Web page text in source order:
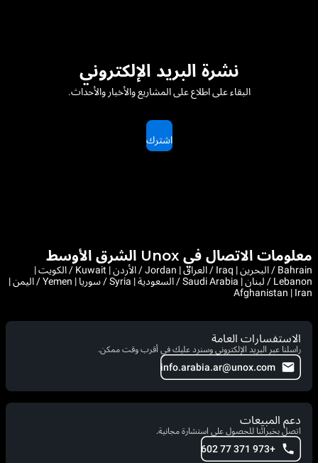
نشرة البريد الإلكتروني
البقاء على اطلاع على المشاريع والأخبار والأحداث.
اشترك
معلومات الاتصال في Unox الشرق الأوسط
Bahrain / البحرين | Iraq / العراق | Jordan / الأردن | Kuwait / الكويت |
Lebanon / لبنان | Saudi Arabia / السعودية | Syria / سوريا | Yemen / اليمن |
Afghanistan | Iran
الاستفسارات العامة
راسلنا عبر البريد الإلكتروني وسنرد عليك في أقرب وقت ممكن.
info.arabia.ar@unox.com
دعم المبيعات
اتصل بخبرائنا للحصول على استشارة مجانية.
+973 371 77 602